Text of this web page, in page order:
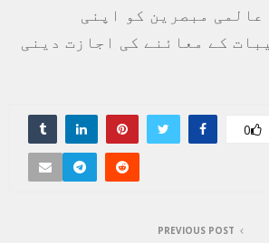
عالمی مبصرین کو اپنی
کے معائنے کی اجازت دینی
0
PREVIOUS POST